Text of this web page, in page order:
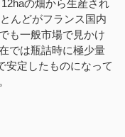
の畑から生産され
んどがフランス国内
も一般市場で見かけ
では瓶詰時に極少量
安定したものになって